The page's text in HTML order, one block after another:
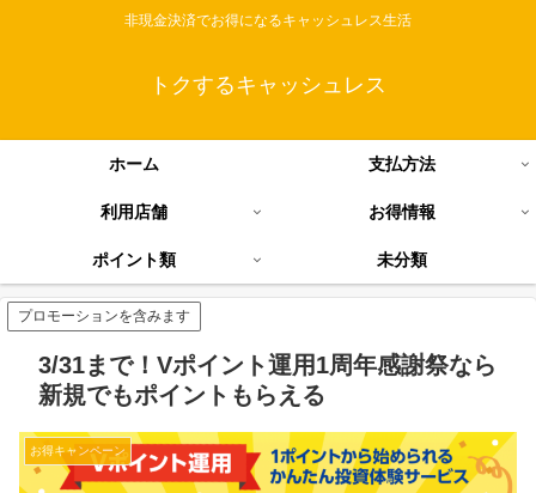
非現金決済でお得になるキャッシュレス生活
トクするキャッシュレス
ホーム 支払方法
利用店舗 お得情報
ポイント類 未分類
プロモーションを含みます
3/31まで！Vポイント運用1周年感謝祭なら
新規でもポイントもらえる
お得キャンペーン